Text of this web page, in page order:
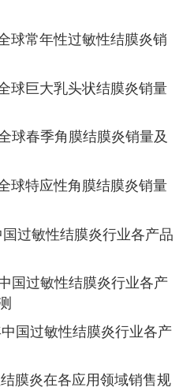
球常年性过敏性结膜炎销
球巨大乳头状结膜炎销量
球春季角膜结膜炎销量及
球特应性角膜结膜炎销量
过敏性结膜炎行业各产品
国过敏性结膜炎行业各产
国过敏性结膜炎行业各产
膜炎在各应用领域销售规